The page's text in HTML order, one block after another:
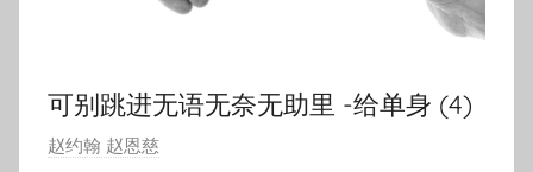
可别跳进无语无奈无助里 -给单身 (4)
发
赵约翰 赵恩慈